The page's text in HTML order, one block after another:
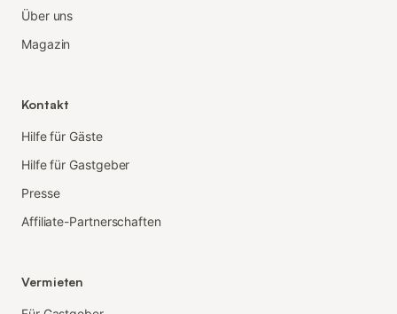
Über uns
Magazin
Kontakt
Hilfe für Gäste
Hilfe für Gastgeber
Presse
Affiliate-Partnerschaften
Vermieten